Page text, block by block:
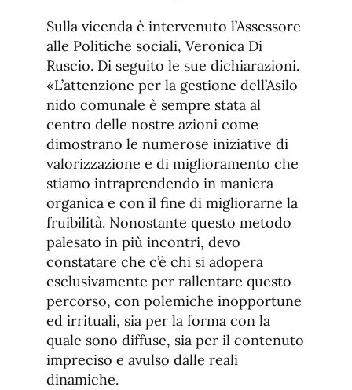
Sulla vicenda è intervenuto l’Assessore
alle Politiche sociali, Veronica Di
Ruscio. Di seguito le sue dichiarazioni.
«L’attenzione per la gestione dell’Asilo
nido comunale è sempre stata al
centro delle nostre azioni come
dimostrano le numerose iniziative di
valorizzazione e di miglioramento che
stiamo intraprendendo in maniera
organica e con il fine di migliorarne la
fruibilità. Nonostante questo metodo
palesato in più incontri, devo
constatare che c’è chi si adopera
esclusivamente per rallentare questo
percorso, con polemiche inopportune
ed irrituali, sia per la forma con la
quale sono diffuse, sia per il contenuto
impreciso e avulso dalle reali
dinamiche.